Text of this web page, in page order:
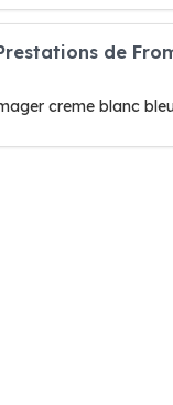
de
creme blanc